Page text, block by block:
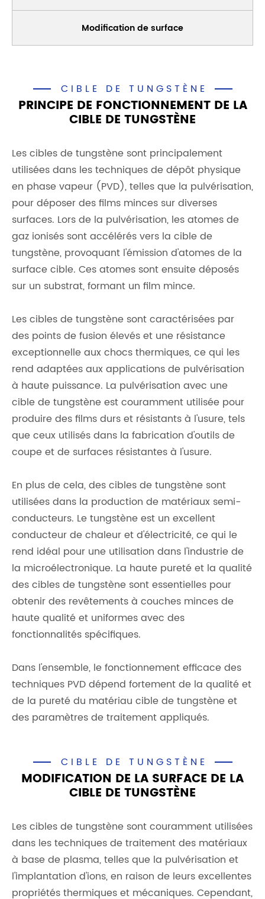
Modification de surface
CIBLE DE TUNGSTÈNE
PRINCIPE DE FONCTIONNEMENT DE LA
CIBLE DE TUNGSTÈNE
Les cibles de tungstène sont principalement
utilisées dans les techniques de dépôt physique
en phase vapeur (PVD), telles que la pulvérisation,
pour déposer des films minces sur diverses
surfaces. Lors de la pulvérisation, les atomes de
gaz ionisés sont accélérés vers la cible de
tungstène, provoquant l'émission d'atomes de la
surface cible. Ces atomes sont ensuite déposés
sur un substrat, formant un film mince.
Les cibles de tungstène sont caractérisées par
des points de fusion élevés et une résistance
exceptionnelle aux chocs thermiques, ce qui les
rend adaptées aux applications de pulvérisation
à haute puissance. La pulvérisation avec une
cible de tungstène est couramment utilisée pour
produire des films durs et résistants à l'usure, tels
que ceux utilisés dans la fabrication d'outils de
coupe et de surfaces résistantes à l'usure.
En plus de cela, des cibles de tungstène sont
utilisées dans la production de matériaux semi-
conducteurs. Le tungstène est un excellent
conducteur de chaleur et d'électricité, ce qui le
rend idéal pour une utilisation dans l'industrie de
la microélectronique. La haute pureté et la qualité
des cibles de tungstène sont essentielles pour
obtenir des revêtements à couches minces de
haute qualité et uniformes avec des
fonctionnalités spécifiques.
Dans l'ensemble, le fonctionnement efficace des
techniques PVD dépend fortement de la qualité et
de la pureté du matériau cible de tungstène et
des paramètres de traitement appliqués.
CIBLE DE TUNGSTÈNE
MODIFICATION DE LA SURFACE DE LA
CIBLE DE TUNGSTÈNE
Les cibles de tungstène sont couramment utilisées
dans les techniques de traitement des matériaux
à base de plasma, telles que la pulvérisation et
l'implantation d'ions, en raison de leurs excellentes
propriétés thermiques et mécaniques. Cependant,